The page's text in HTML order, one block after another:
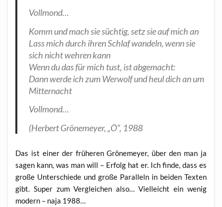
Voll­mond…
Komm und mach sie süch­tig, setz sie auf mich an
Lass mich durch ihren Schlaf wan­deln, wenn sie
sich nicht weh­ren kann
Wenn du das für mich tust, ist abgemacht:
Dann wer­de ich zum Wer­wolf und heul dich an um
Mitternacht
Voll­mond…
(Her­bert Grö­ne­mey­er, „Ö“, 1988
Das ist einer der frü­he­ren Grö­ne­mey­er, über den man ja
sagen kann, was man will – Erfolg hat er. Ich fin­de, dass es
gro­ße Unter­schie­de und gro­ße Par­al­leln in bei­den Tex­ten
gibt. Super zum Ver­glei­chen also… Viel­leicht ein wenig
modern – naja 1988…